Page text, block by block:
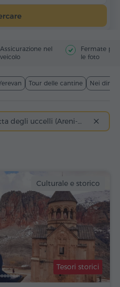
Assicurazione nel
veicolo
Fermate
le foto
Tour delle cantine Nei
Grotta degli uccelli (Areni-1)
Culturale e storico
Tesori storici